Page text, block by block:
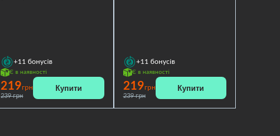
+11 бонусів
Є в наявності
219грн
239 грн
Купити
+11 бонусів
Є в наявності
219грн
239 грн
Купити